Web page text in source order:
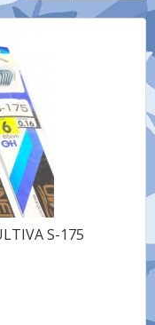
S-175